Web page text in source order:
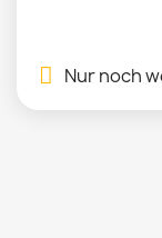
Nur noch